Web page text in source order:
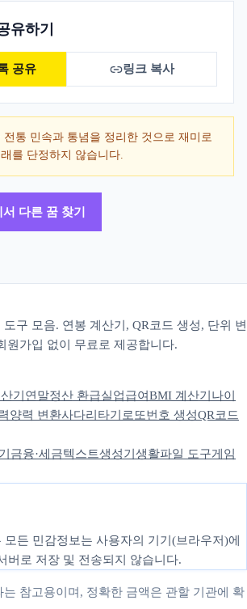
유하기
공유 링크 복사
전통 민속과 통념을 정리한 것으로 재미로
를 단정하지 않습니다.
다른 꿈 찾기
구 모음. 연봉 계산기, QR코드 생성, 단위 변
원가입 없이 무료로 제공합니다.
기 연말정산 환급실업급여BMI 계산기 나이
양력 변환사다리타기 로또번호 생성QR코드
금융·세금텍스트생성기 생활파일 도구게임
든 민감정보는 사용자의 기기(브라우저)에
버로 저장 및 전송되지 않습니다.
참고용이며, 정확한 금액은 관할 기관에 확